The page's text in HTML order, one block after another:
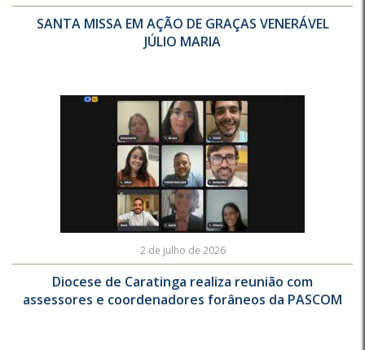
SANTA MISSA EM AÇÃO DE GRAÇAS VENERÁVEL
JÚLIO MARIA
2 de julho de 2026
Diocese de Caratinga realiza reunião com
assessores e coordenadores forâneos da PASCOM